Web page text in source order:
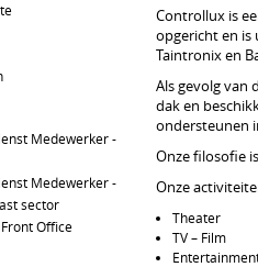
Medewerker -
Medewerker -
sector
Office
Controllux is
opgericht en is
Taintronix en
Als gevolg van
dak en
ondersteunen
Onze filosofie
Onze
Theater
TV – Film